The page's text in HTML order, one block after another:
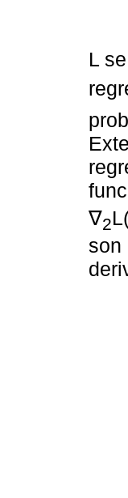
L
∇2
son